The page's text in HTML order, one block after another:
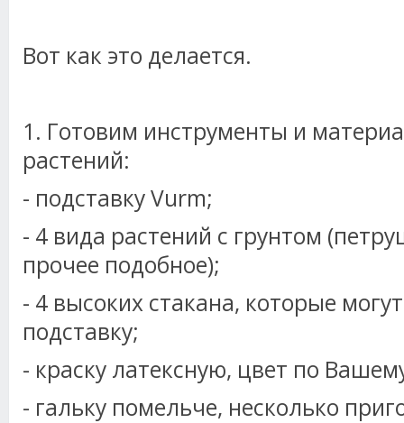
Вот как это делается.
1. Готовим инструменты и
растений:
- подставку Vurm;
- 4 вида растений с грунтом
прочее подобное);
- 4 высоких стакана, которые
подставку;
- краску латексную, цвет по
- гальку помельче, несколько